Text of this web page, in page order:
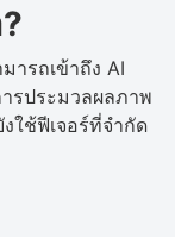
ารถเข้าถึง AI
รประมวลผลภาพ
ใช้ฟีเจอร์ที่จำกัด